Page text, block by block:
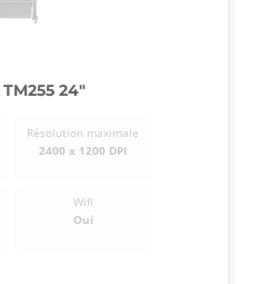
24"
Résolution maximale
2400 x 1200 DPI
Wifi
Oui